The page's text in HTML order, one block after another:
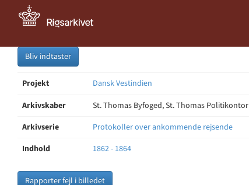
Bliv indtaster
Projekt
Dansk Vestindien
Arkivskaber
St. Thomas Byfoged, St. Thomas Politikontor
Arkivserie
Protokoller over ankommende rejsende
Indhold
1862 - 1864
Rapporter fejl i billedet